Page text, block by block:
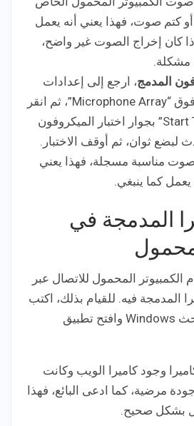
كتم صوت، فهذا يعني أنه يعمل
كان إخراج الصوت غير واضح،
مشكلة.
المدمج، ارجع إلى إعدادات
الصوت، وانقر فوق “Microphone Array”، ثم انقر
فوق الزر “Start Test” بجوار اختبار الميكروفون
لبضع ثوان، ثم أوقف الاختبار.
صوت مناسبة مسجلة، فهذا يعني
يعمل كما ينبغي.
المدمجة في
الكمبيوتر المحمول للاتصال عبر
المدمجة فيه. للقيام بذلك، اكتب
الكاميرا في شريط بحث Windows وافتح تطبيق
وجود كاميرا الويب وكانت
مرضية، كما ادعى البائع، فهذا
بشكل صحيح.